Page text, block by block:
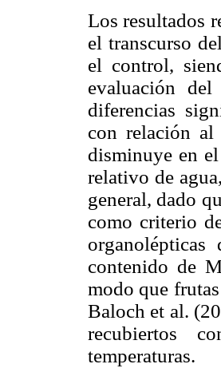
Los resultados
el transcurso
el control,
evaluación
diferencias
con relación
disminuye en
relativo de
general, dado
como criterio
contenido de
modo que
Baloch et al.
recubiertos
temperaturas.